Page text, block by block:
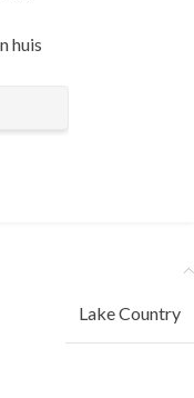
huis
Lake Country